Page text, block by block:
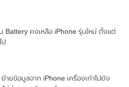
น Battery คงเหลือ iPhone รุ่นใหม่ ตั้งแต่
ป
ายข้อมูลจาก iPhone เครื่องเก่าไปยัง